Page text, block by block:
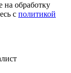
на обработку
с политикой